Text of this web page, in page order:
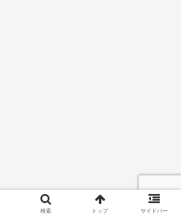
検索 トップ サイドバー